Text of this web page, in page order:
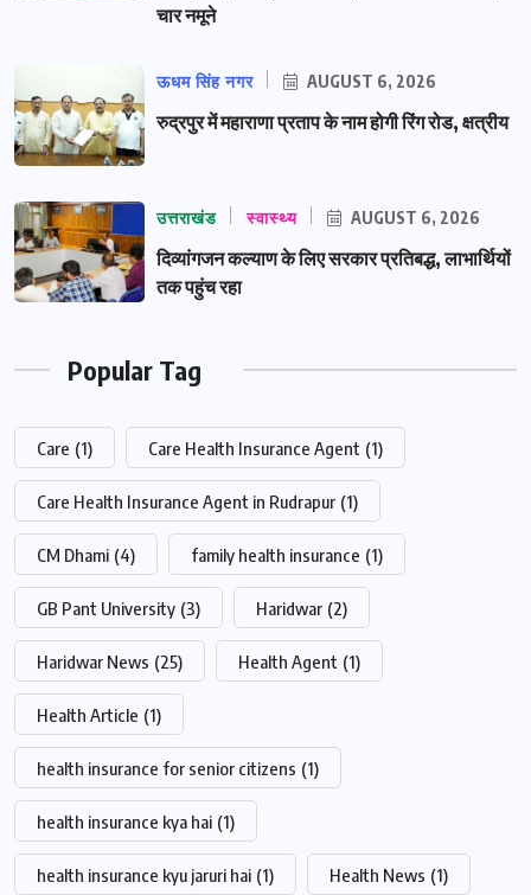
चार नमूने
ऊधम सिंह नगर AUGUST 6, 2026
रुद्रपुर में महाराणा प्रताप के नाम होगी रिंग रोड, क्षत्रीय
उत्तराखंड स्वास्थ्य AUGUST 6, 2026
दिव्यांगजन कल्याण के लिए सरकार प्रतिबद्ध, लाभार्थियों
तक पहुंच रहा
Popular Tag
Care (1) Care Health Insurance Agent (1)
Care Health Insurance Agent in Rudrapur (1)
CM Dhami (4) family health insurance (1)
GB Pant University (3) Haridwar (2)
Haridwar News (25) Health Agent (1)
Health Article (1)
health insurance for senior citizens (1)
health insurance kya hai (1)
health insurance kyu jaruri hai (1) Health News (1)